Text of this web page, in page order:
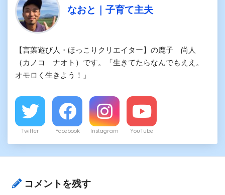
なおと｜子育て主夫
【言葉遊び人・ほっこりクリエイター】の鹿子 尚人
（カノコ ナオト）です。「生きてたらなんでもええ。
オモロく生きよう！」
Twitter Facebook Instagram YouTube
コメントを残す